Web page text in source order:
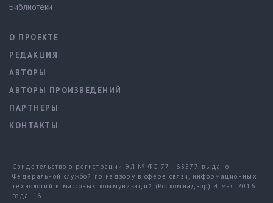
Библиотеки
О ПРОЕКТЕ
РЕДАКЦИЯ
АВТОРЫ
АВТОРЫ ПРОИЗВЕДЕНИЙ
ПАРТНЕРЫ
КОНТАКТЫ
Свидетельство о регистрации ЭЛ № ФС 77 - 65577, выдано
Федеральной службой по надзору в сфере связи, информационных
технологий и массовых коммуникаций (Роскомнадзор) 4 мая 2016
года. 16+